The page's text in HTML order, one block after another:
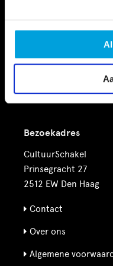
Nieuws
Bezoekadres
CultuurSchakel
Prinsegracht 27
2512 EW Den Haag
Contact
Over ons
Algemene